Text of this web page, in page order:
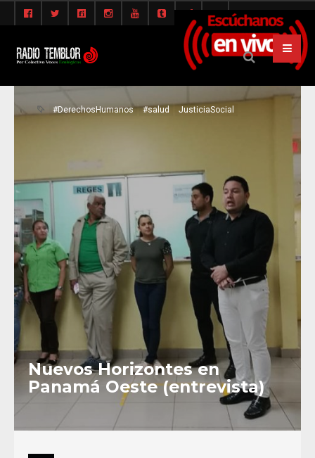
#DerechosHumanos #salud JusticiaSocial
Nuevos Horizontes en
Panamá Oeste (entrevista)